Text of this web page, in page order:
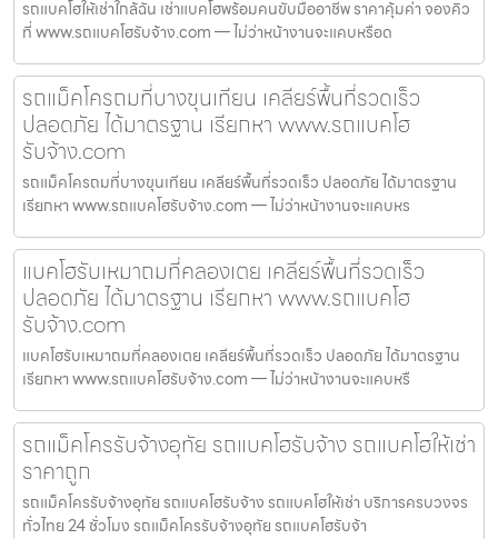
รถแบคโฮให้เช่าใกล้ฉัน เช่าแบคโฮพร้อมคนขับมืออาชีพ ราคาคุ้มค่า จองคิว
ที่ www.รถแบคโฮรับจ้าง.com — ไม่ว่าหน้างานจะแคบหรือด
รถแม็คโครถมที่บางขุนเทียน เคลียร์พื้นที่รวดเร็ว
ปลอดภัย ได้มาตรฐาน เรียกหา www.รถแบคโฮ
รับจ้าง.com
รถแม็คโครถมที่บางขุนเทียน เคลียร์พื้นที่รวดเร็ว ปลอดภัย ได้มาตรฐาน
เรียกหา www.รถแบคโฮรับจ้าง.com — ไม่ว่าหน้างานจะแคบหร
แบคโฮรับเหมาถมที่คลองเตย เคลียร์พื้นที่รวดเร็ว
ปลอดภัย ได้มาตรฐาน เรียกหา www.รถแบคโฮ
รับจ้าง.com
แบคโฮรับเหมาถมที่คลองเตย เคลียร์พื้นที่รวดเร็ว ปลอดภัย ได้มาตรฐาน
เรียกหา www.รถแบคโฮรับจ้าง.com — ไม่ว่าหน้างานจะแคบหรื
รถแม็คโครรับจ้างอุทัย รถแบคโฮรับจ้าง รถแบคโฮให้เช่า
ราคาถูก
รถแม็คโครรับจ้างอุทัย รถแบคโฮรับจ้าง รถแบคโฮให้เช่า บริการครบวงจร
ทั่วไทย 24 ชั่วโมง รถแม็คโครรับจ้างอุทัย รถแบคโฮรับจ้า